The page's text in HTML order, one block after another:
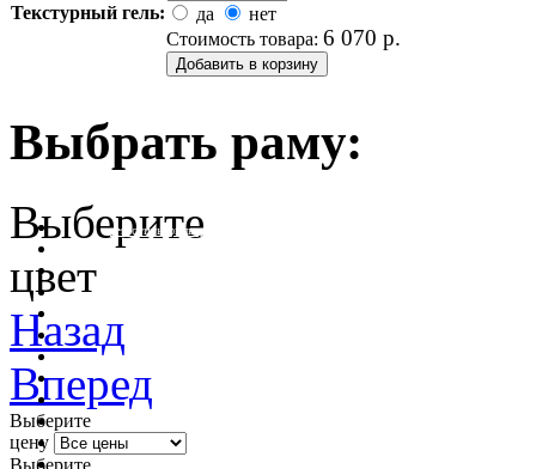
Текстурный гель:
да
нет
Стоимость товара: 6 070 р.
Выбрать раму:
очистить фильтр цвета
Выберите
цвет
Назад
Вперед
Выберите
цену
Выберите